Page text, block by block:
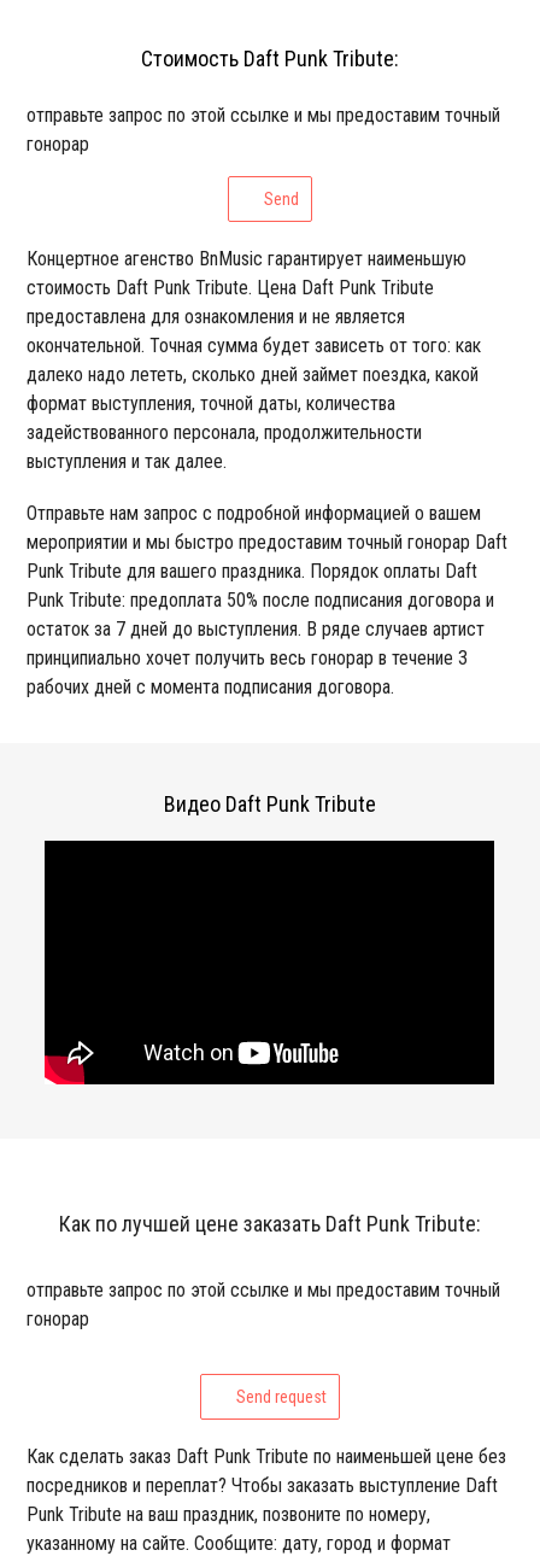
Стоимость Daft Punk Tribute:
отправьте запрос по этой ссылке и мы предоставим точный
гонорар
Send
Концертное агенство BnMusic гарантирует наименьшую
стоимость Daft Punk Tribute. Цена Daft Punk Tribute
предоставлена для ознакомления и не является
окончательной. Точная сумма будет зависеть от того: как
далеко надо лететь, сколько дней займет поездка, какой
формат выступления, точной даты, количества
задействованного персонала, продолжительности
выступления и так далее.
Отправьте нам запрос с подробной информацией о вашем
мероприятии и мы быстро предоставим точный гонорар Daft
Punk Tribute для вашего праздника. Порядок оплаты Daft
Punk Tribute: предоплата 50% после подписания договора и
остаток за 7 дней до выступления. В ряде случаев артист
принципиально хочет получить весь гонорар в течение 3
рабочих дней с момента подписания договора.
Видео Daft Punk Tribute
Как по лучшей цене заказать Daft Punk Tribute:
отправьте запрос по этой ссылке и мы предоставим точный
гонорар
Send request
Как сделать заказ Daft Punk Tribute по наименьшей цене без
посредников и переплат? Чтобы заказать выступление Daft
Punk Tribute на ваш праздник, позвоните по номеру,
указанному на сайте. Сообщите: дату, город и формат